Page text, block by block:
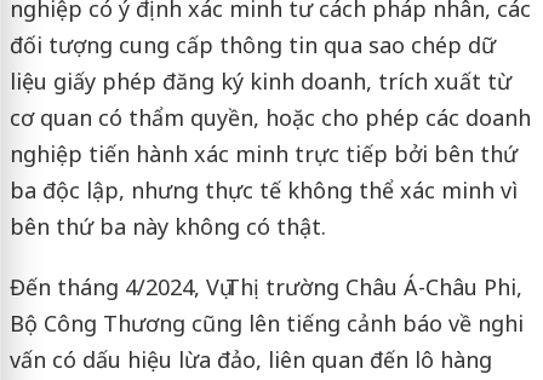
nghiệp có ý định xác minh tư cách pháp nhân, các
đối tượng cung cấp thông tin qua sao chép dữ
liệu giấy phép đăng ký kinh doanh, trích xuất từ
cơ quan có thẩm quyền, hoặc cho phép các doanh
nghiệp tiến hành xác minh trực tiếp bởi bên thứ
ba độc lập, nhưng thực tế không thể xác minh vì
bên thứ ba này không có thật.
Đến tháng 4/2024, Vụ Thị trường Châu Á-Châu Phi,
Bộ Công Thương cũng lên tiếng cảnh báo về nghi
vấn có dấu hiệu lừa đảo, liên quan đến lô hàng